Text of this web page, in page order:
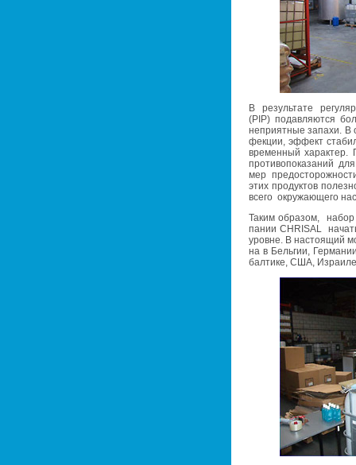
В ре­зуль­та­те
(PIP) по­дав­ля­ют­ся
непри­ят­ные за­па­хи. В
фек­ции, эф­фект
вре­мен­ный
про­ти­во­по­ка­за­ний
мер
этих про­дук­тов
всего окру­жа­ю­ще­го
Таким об­ра­зом,
па­нии CHRISAL
уровне. В на­сто­я­щий
на в Бель­гии,
бал­ти­ке, США,